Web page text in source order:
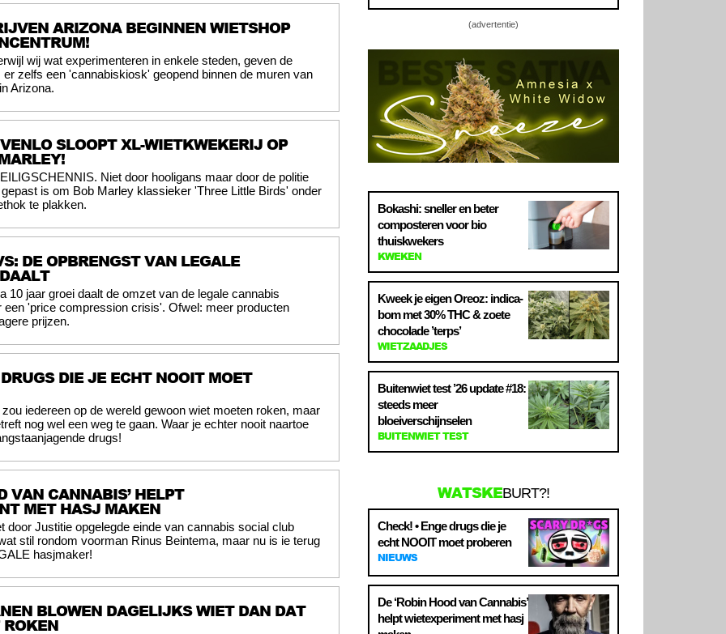
ARIZONA BEGINNEN WIETSHOP
wij wat experimenteren in enkele steden, geven de
zelfs een 'cannabiskiosk' geopend binnen de muren van
Arizona.
SLOOPT XL-WIETKWEKERIJ OP
Niet door hooligans maar door de politie
is om Bob Marley klassieker 'Three Little Birds' onder
te plakken.
DE OPBRENGST VAN LEGALE
10 jaar groei daalt de omzet van de legale cannabis
een 'price compression crisis'. Ofwel: meer producten
prijzen.
DIE JE ECHT NOOIT MOET
iedereen op de wereld gewoon wiet moeten roken, maar
nog wel een weg te gaan. Waar je echter nooit naartoe
drugs!
VAN CANNABIS’ HELPT
MET HASJ MAKEN
door Justitie opgelegde einde van cannabis social club
stil rondom voorman Rinus Beintema, maar nu is ie terug
hasjmaker!
BLOWEN DAGELIJKS WIET DAN DAT
(advertentie)
Bokashi: sneller en beter
composteren voor bio
thuiskwekers
KWEKEN
Kweek je eigen Oreoz: indica-
bom met 30% THC & zoete
chocolade ’terps’
WIETZAADJES
Buitenwiet test ’26 update #18:
steeds meer
bloeiverschijnselen
BUITENWIET TEST
WATSKEBURT?!
Check! • Enge drugs die je
echt NOOIT moet proberen
NIEUWS
De ‘Robin Hood van Cannabis’
helpt wietexperiment met hasj